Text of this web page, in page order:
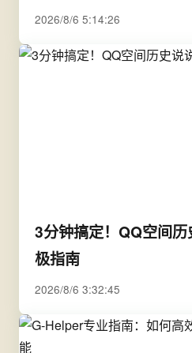
2026/8/6 5:14:26
3分钟搞定！QQ空间
极指南
2026/8/6 3:32:45